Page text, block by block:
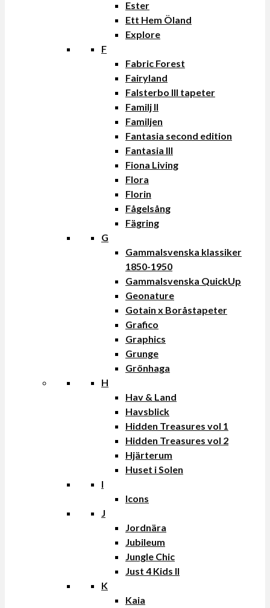
Ester
Ett Hem Öland
Explore
F
Fabric Forest
Fairyland
Falsterbo III tapeter
Familj II
Familjen
Fantasia second edition
Fantasia III
Fiona Living
Flora
Florin
Fågelsång
Fägring
G
Gammalsvenska klassiker
1850-1950
Gammalsvenska QuickUp
Geonature
Gotain x Boråstapeter
Grafico
Graphics
Grunge
Grönhaga
H
Hav & Land
Havsblick
Hidden Treasures vol 1
Hidden Treasures vol 2
Hjärterum
Huset i Solen
I
Icons
J
Jordnära
Jubileum
Jungle Chic
Just 4 Kids II
K
Kaia